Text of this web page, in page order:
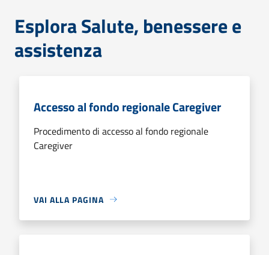
Esplora Salute, benessere e
assistenza
Accesso al fondo regionale Caregiver
Procedimento di accesso al fondo regionale
Caregiver
VAI ALLA PAGINA